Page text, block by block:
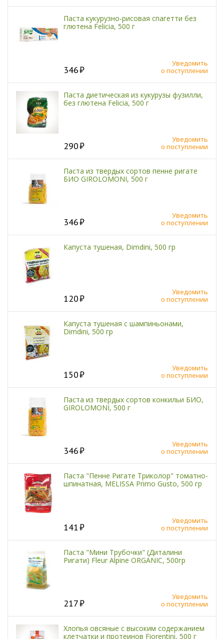
Паста кукурузно-рисовая спагетти без
глютена Felicia, 500 г
346
Уведомить
о поступлении
Паста диетическая из кукурузы фузилли,
без глютена Felicia, 500 г
290
Уведомить
о поступлении
Паста из твердых сортов пенне ригате
БИО GIROLOMONI, 500 г
346
Уведомить
о поступлении
Капуста тушеная, Dimdini, 500 гр
120
Уведомить
о поступлении
Капуста тушеная с шампиньонами,
Dimdini, 500 гр
150
Уведомить
о поступлении
Паста из твердых сортов конкильи БИО,
GIROLOMONI, 500 г
346
Уведомить
о поступлении
Паста "Пенне Ригате Триколор" томатно-
шпинатная, MELISSA Primo Gusto, 500 гр
141
Уведомить
о поступлении
Паста "Мини Трубочки" (Диталини
Ригати) Fleur Alpine ORGANIC, 500гр
217
Уведомить
о поступлении
Хлопья овсяные с высоким содержанием
клетчатки и протеинов Fiorentini, 500 г